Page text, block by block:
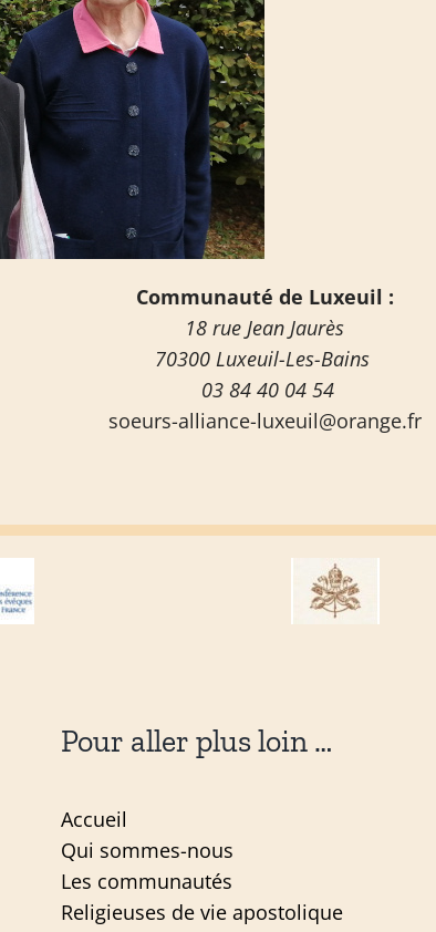
Communauté de Luxeuil :
18 rue Jean Jaurès
70300 Luxeuil-Les-Bains
03 84 40 04 54
soeurs-alliance-luxeuil@orange.fr
Pour aller plus loin …
Accueil
Qui sommes-nous
Les communautés
Religieuses de vie apostolique